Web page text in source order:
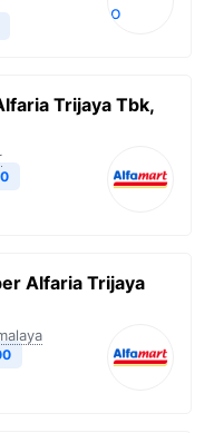
Trijaya Tbk,
Alfaria Trijaya